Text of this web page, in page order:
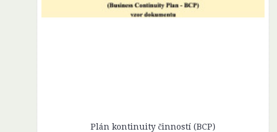
Plán kontinuity činností (BCP)